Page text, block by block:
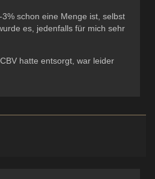
schon eine Menge ist, selbst
es, jedenfalls für mich sehr
hatte entsorgt, war leider